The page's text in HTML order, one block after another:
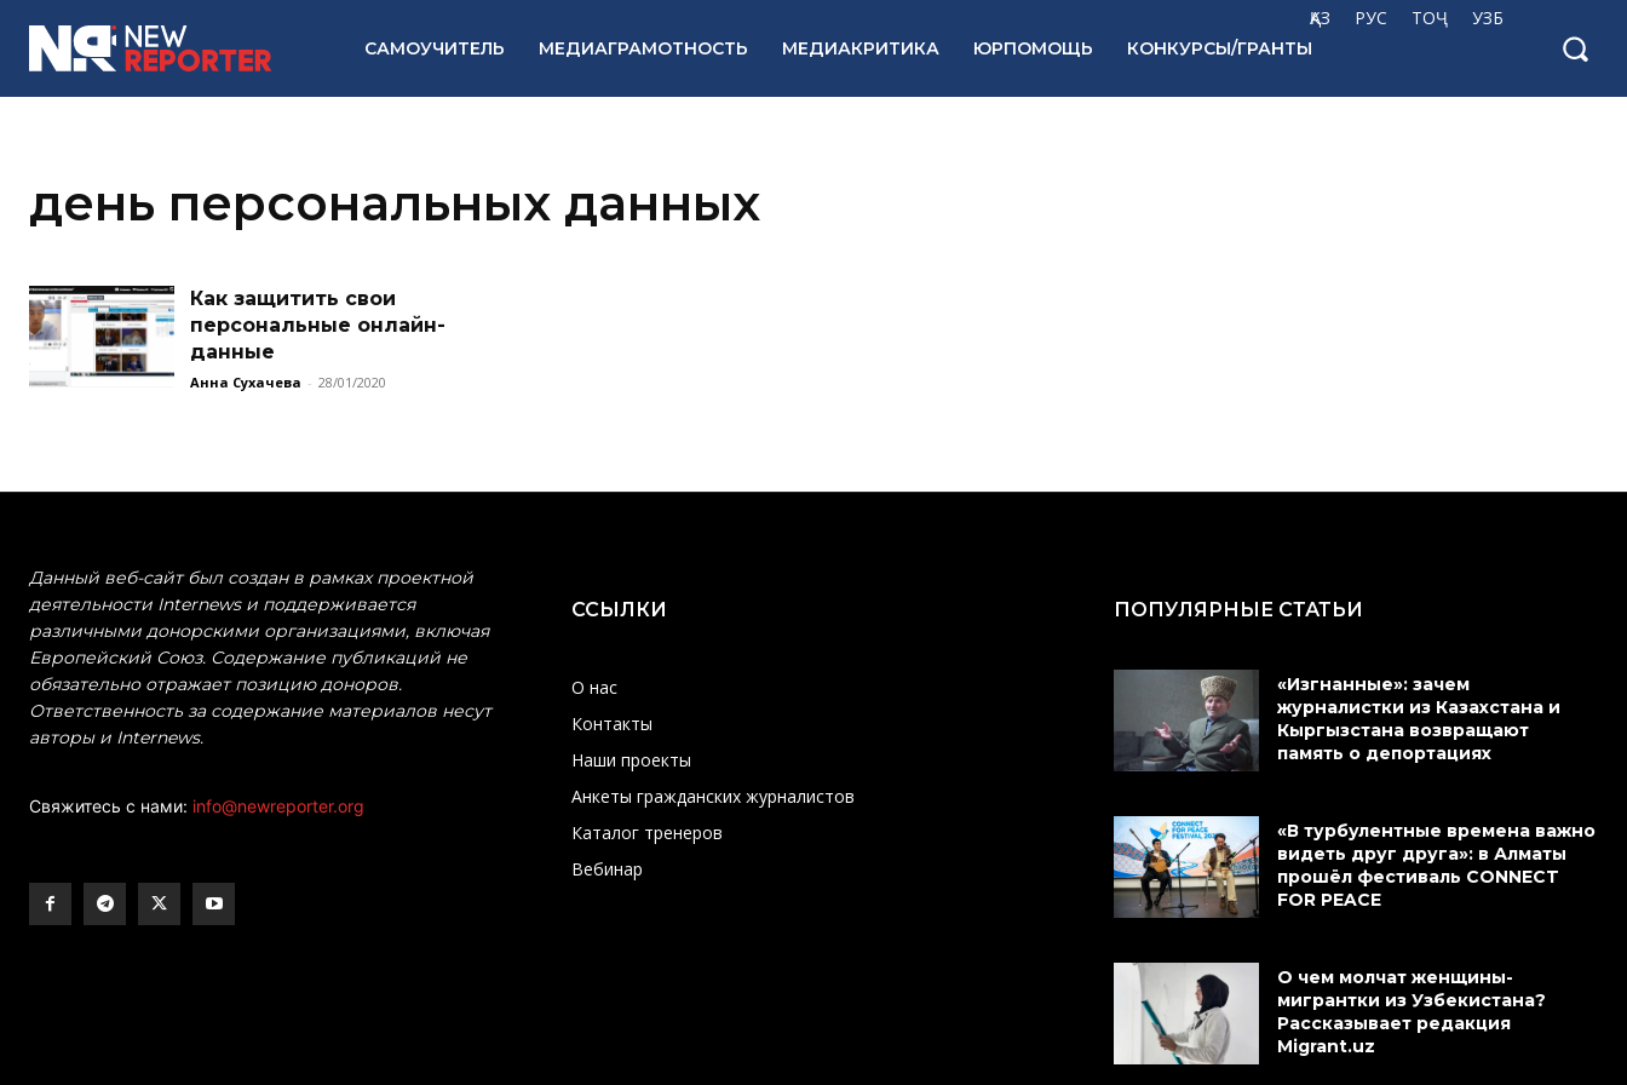
ҚАЗ РУС ТОҶ УЗБ
САМОУЧИТЕЛЬ МЕДИАГРАМОТНОСТЬ МЕДИАКРИТИКА ЮРПОМОЩЬ КОНКУРСЫ/ГРАНТЫ
день персональных данных
Как защитить свои
персональные онлайн-
данные
Анна Сухачева - 28/01/2020
Данный веб-сайт был создан в рамках проектной
деятельности Internews и поддерживается
различными донорскими организациями, включая
Европейский Союз. Содержание публикаций не
обязательно отражает позицию доноров.
Ответственность за содержание материалов несут
авторы и Internews.
Свяжитесь с нами: info@newreporter.org
ССЫЛКИ
О нас
Контакты
Наши проекты
Анкеты гражданских журналистов
Каталог тренеров
Вебинар
ПОПУЛЯРНЫЕ СТАТЬИ
«Изгнанные»: зачем
журналистки из Казахстана и
Кыргызстана возвращают
память о депортациях
«В турбулентные времена важно
видеть друг друга»: в Алматы
прошёл фестиваль CONNECT
FOR PEACE
О чем молчат женщины-
мигрантки из Узбекистана?
Рассказывает редакция
Migrant.uz